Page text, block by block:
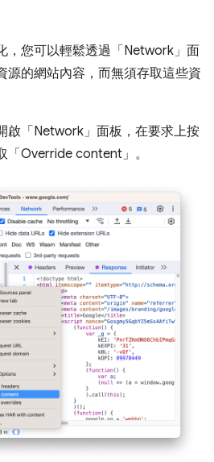
，您可以輕鬆透過「Network」 面
源的網站內容，而無須存取這些資
啟「Network」 面板，在要求上按
「Override content」 。